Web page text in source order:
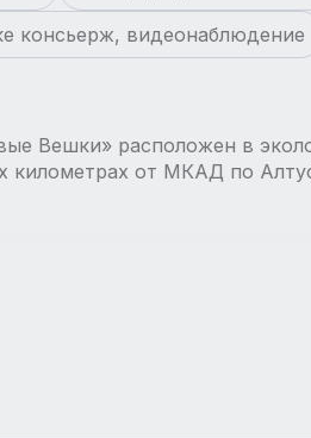
консьерж, видеонаблюдение
Вешки» расположен в
километрах от МКАД по